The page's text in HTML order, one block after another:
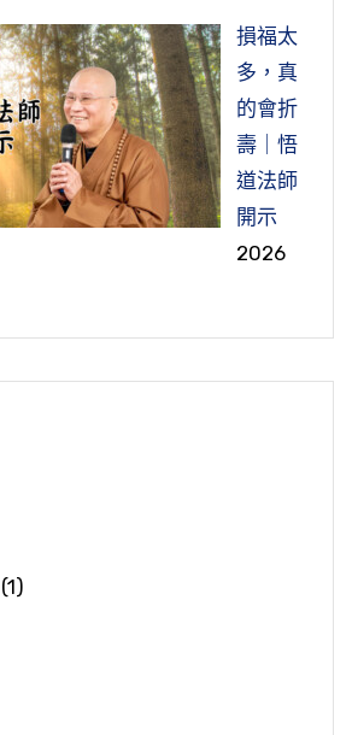
損福太
多，真
的會折
壽｜悟
道法師
開示
2026
(1)